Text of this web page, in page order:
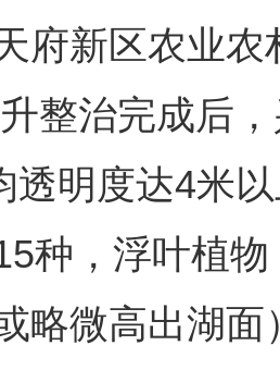
新区农业农
整治完成后
透明度达4米
种，浮叶植
略微高出湖